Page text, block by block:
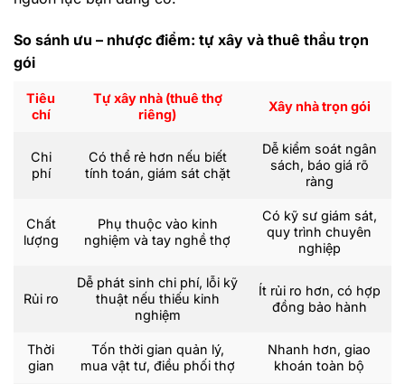
So sánh ưu – nhược điểm: tự xây và thuê thầu trọn
gói
Tiêu
chí
Tự xây nhà (thuê thợ
riêng)
Xây nhà trọn gói
Chi
phí
Có thể rẻ hơn nếu biết
tính toán, giám sát chặt
Dễ kiểm soát ngân
sách, báo giá rõ
ràng
Chất
lượng
Phụ thuộc vào kinh
nghiệm và tay nghề thợ
Có kỹ sư giám sát,
quy trình chuyên
nghiệp
Rủi ro
Dễ phát sinh chi phí, lỗi kỹ
thuật nếu thiếu kinh
nghiệm
Ít rủi ro hơn, có hợp
đồng bảo hành
Thời
gian
Tốn thời gian quản lý,
mua vật tư, điều phối thợ
Nhanh hơn, giao
khoán toàn bộ